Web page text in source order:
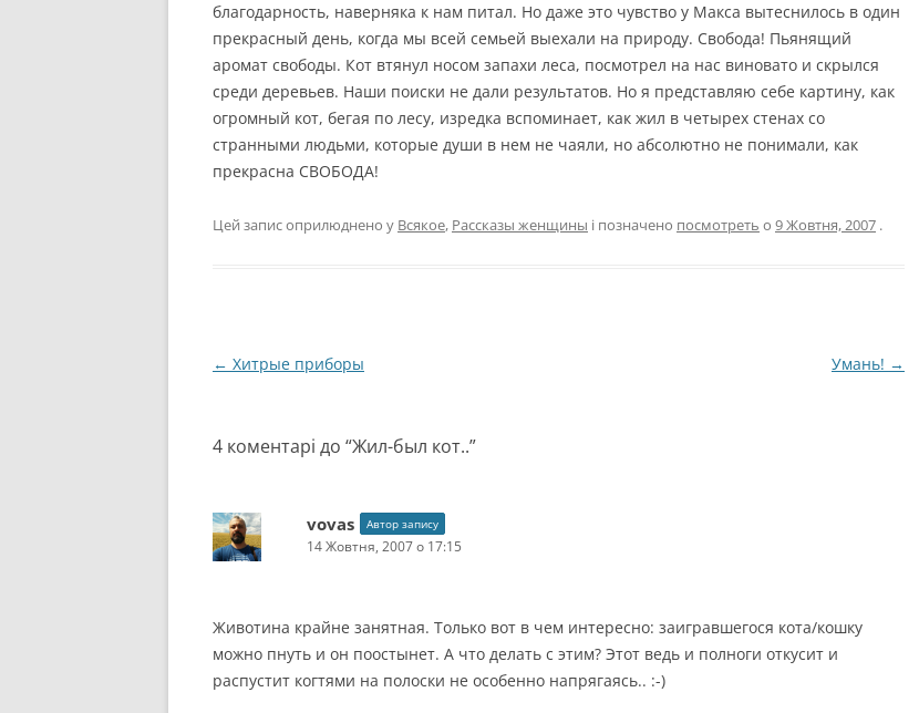
благодарность, наверняка к нам питал. Но даже это чувство у Макса вытеснилось в один
прекрасный день, когда мы всей семьей выехали на природу. Свобода! Пьянящий
аромат свободы. Кот втянул носом запахи леса, посмотрел на нас виновато и скрылся
среди деревьев. Наши поиски не дали результатов. Но я представляю себе картину, как
огромный кот, бегая по лесу, изредка вспоминает, как жил в четырех стенах со
странными людьми, которые души в нем не чаяли, но абсолютно не понимали, как
прекрасна СВОБОДА!
Цей запис оприлюднено у Всякое, Рассказы женщины і позначено посмотреть о 9 Жовтня, 2007 .
Навігація
← Хитрые приборы Умань! →
4 коментарі до “Жил-был кот..”
vovas Автор запису
14 Жовтня, 2007 о 17:15
Животина крайне занятная. Только вот в чем интересно: заигравшегося кота/кошку
можно пнуть и он поостынет. А что делать с этим? Этот ведь и полноги откусит и
распустит когтями на полоски не особенно напрягаясь.. :-)